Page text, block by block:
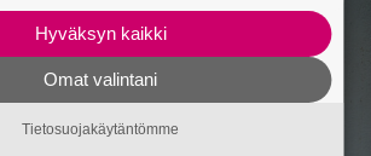
Hyväksyn kaikki
Omat valintani
Tietosuojakäytäntömme